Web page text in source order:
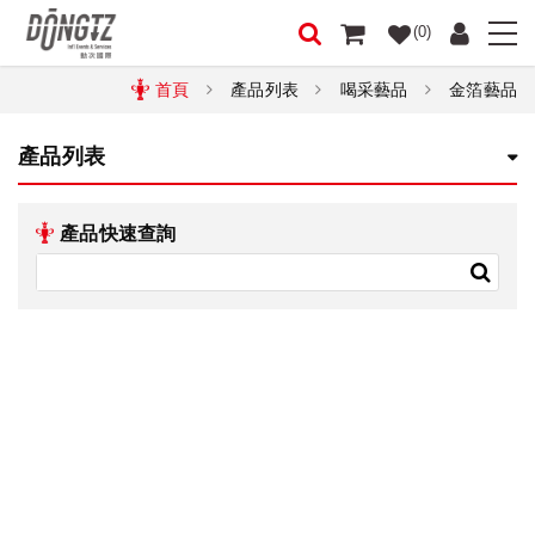
(0)
首頁 產品列表 喝采藝品 金箔藝品
產品列表
產品快速查詢